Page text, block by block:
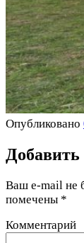
Опубликовано
Ваш e-mail не
помечены *
Комментарий